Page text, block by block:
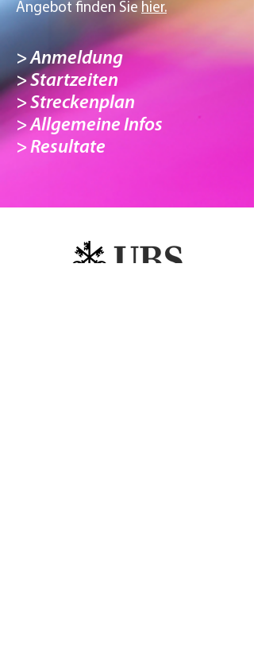
Angebot finden Sie hier.
>Anmeldung
> Startzeiten
> Streckenplan
> Allgemeine Infos
> Resultate